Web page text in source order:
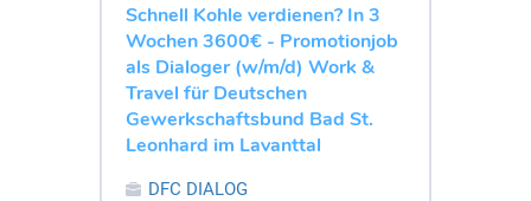
Schnell Kohle verdienen? In 3
Wochen 3600€ - Promotionjob
als Dialoger (w/m/d) Work &
Travel für Deutschen
Gewerkschaftsbund Bad St.
Leonhard im Lavanttal
DFC DIALOG